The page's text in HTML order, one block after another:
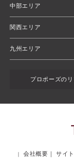
中部エリア
関西エリア
九州エリア
プロポーズの
会社概要 サイ